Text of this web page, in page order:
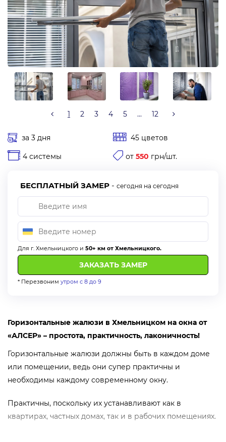
1 2 3 4 5 ... 12
за 3 дня 45 цветов
4 системы от 550 грн/шт.
БЕСПЛАТНЫЙ ЗАМЕР - сегодня на сегодня
Для г. Хмельницкого и 50+ км от Хмельницкого.
* Перезвоним утром с 8 до 9
Горизонтальные жалюзи в Хмельницком на окна от
«АЛСЕР» – простота, практичность, лаконичность!
Горизонтальные жалюзи должны быть в каждом доме
или помещении, ведь они супер практичны и
необходимы каждому современному окну.
Практичны, поскольку их устанавливают как в
квартирах, частных домах, так и в рабочих помещениях.